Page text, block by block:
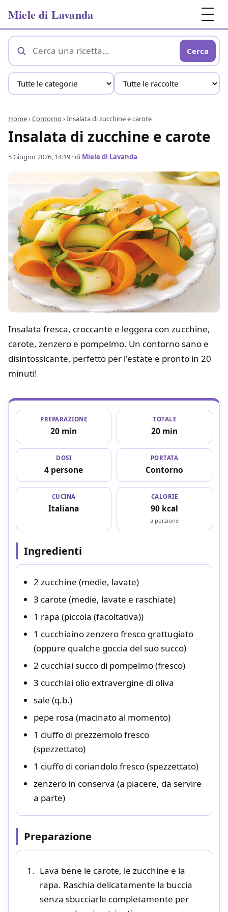
Miele di Lavanda
Cerca
Home›Contorno ›Insalata di zucchine e carote
Insalata di zucchine e carote
5 Giugno 2026, 14:19 · di Miele di Lavanda
Insalata fresca, croccante e leggera con zucchine,
carote, zenzero e pompelmo. Un contorno sano e
disintossicante, perfetto per l'estate e pronto in 20
minuti!
PREPARAZIONE
20 min
TOTALE
20 min
DOSI
4 persone
PORTATA
Contorno
CUCINA
Italiana
CALORIE
90 kcal
a porzione
Ingredienti
2 zucchine (medie, lavate)
3 carote (medie, lavate e raschiate)
1 rapa (piccola (facoltativa))
1 cucchiaino zenzero fresco grattugiato
(oppure qualche goccia del suo succo)
2 cucchiai succo di pompelmo (fresco)
3 cucchiai olio extravergine di oliva
sale (q.b.)
pepe rosa (macinato al momento)
1 ciuffo di prezzemolo fresco
(spezzettato)
1 ciuffo di coriandolo fresco (spezzettato)
zenzero in conserva (a piacere, da servire
a parte)
Preparazione
Lava bene le carote, le zucchine e la
rapa. Raschia delicatamente la buccia
senza sbucciarle completamente per